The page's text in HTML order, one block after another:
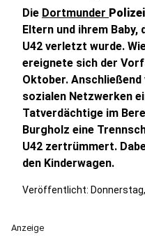
Die Dortmunder Polizei
Eltern und ihrem
U42 verletzt wurde.
ereignete sich der
Oktober.
sozialen Netzwerken
Tatverdächtige im
Burgholz eine
U42 zertrümmert.
den Kinderwagen.
Veröffentlicht:
Anzeige